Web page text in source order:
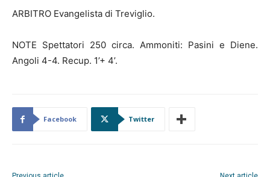
ARBITRO Evangelista di Treviglio.
NOTE Spettatori 250 circa. Ammoniti: Pasini e Diene.
Angoli 4-4. Recup. 1’+ 4’.
Facebook Twitter